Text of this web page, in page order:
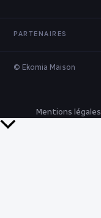
PARTENAIRES
© Ekomia Maison
Mentions légales